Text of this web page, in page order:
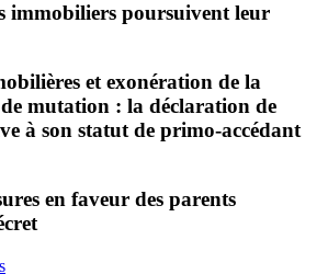
immobiliers poursuivent leur
et exonération de la
de mutation : la déclaration de
à son statut de primo-accédant
en faveur des parents